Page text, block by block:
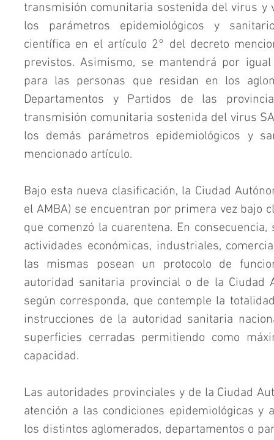
transmisión comunitaria sostenida del virus y
los parámetros epidemiológicos y
científica en el artículo 2° del decreto
previstos. Asimismo, se mantendrá por
para las personas que residan en los
Departamentos y Partidos de las
transmisión comunitaria sostenida del virus
los demás parámetros epidemiológicos y
mencionado artículo.
Bajo esta nueva clasificación, la Ciudad
el AMBA) se encuentran por primera vez bajo
que comenzó la cuarentena. En
actividades económicas, industriales,
las mismas posean un protocolo de
autoridad sanitaria provincial o de la Ciudad
según corresponda, que contemple la
instrucciones de la autoridad sanitaria
superficies cerradas permitiendo como
capacidad.
Las autoridades provinciales y de la Ciudad
atención a las condiciones epidemiológicas y
los distintos aglomerados, departamentos o